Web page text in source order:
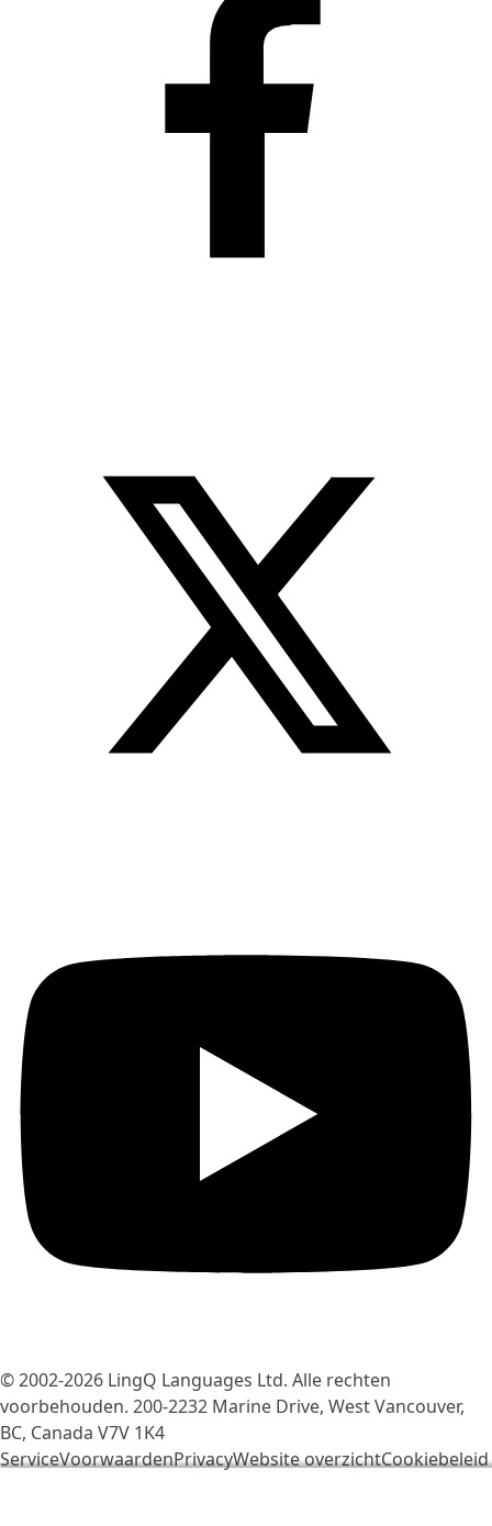
© 2002-2026 LingQ Languages Ltd. Alle rechten
voorbehouden. 200-2232 Marine Drive, West Vancouver,
BC, Canada V7V 1K4
ServiceVoorwaardenPrivacyWebsite overzichtCookiebeleid